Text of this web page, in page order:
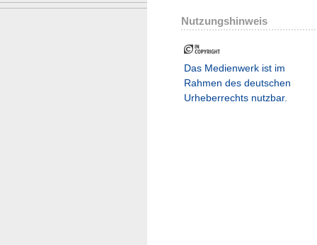
Nutzungshinweis
Das Medienwerk ist im
Rahmen des deutschen
Urheberrechts nutzbar.